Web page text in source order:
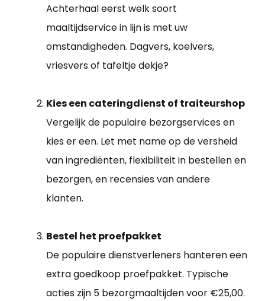
Achterhaal eerst welk soort
maaltijdservice in lijn is met uw
omstandigheden. Dagvers, koelvers,
vriesvers of tafeltje dekje?
Kies een cateringdienst of traiteurshop
Vergelijk de populaire bezorgservices en
kies er een. Let met name op de versheid
van ingrediënten, flexibiliteit in bestellen en
bezorgen, en recensies van andere
klanten.
Bestel het proefpakket
De populaire dienstverleners hanteren een
extra goedkoop proefpakket. Typische
acties zijn 5 bezorgmaaltijden voor €25,00.